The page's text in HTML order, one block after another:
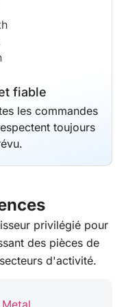
fiable
les commandes
toujours
privilégié pour
des pièces de
d'activité.